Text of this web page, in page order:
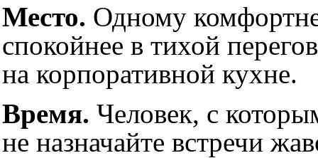
Место. Одному
спокойнее в тихой
на корпоративной кухне.
Время. Человек, с
не назначайте встречи